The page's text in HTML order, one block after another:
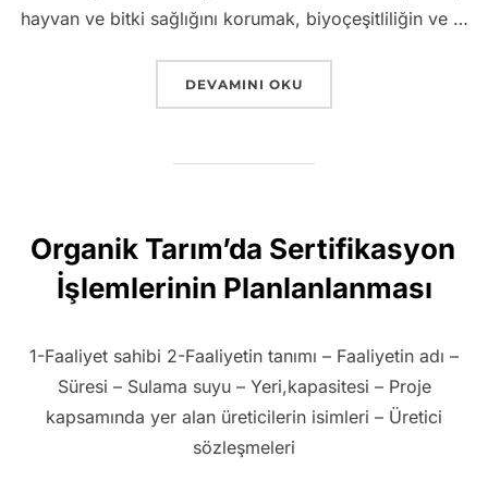
hayvan ve bitki sağlığını korumak, biyoçeşitliliğin ve …
“ORGANIK TARIMIN AMACI NEDIR ?”
DEVAMINI OKU
Organik Tarım’da Sertifikasyon
İşlemlerinin Planlanlanması
1-Faaliyet sahibi 2-Faaliyetin tanımı – Faaliyetin adı –
Süresi – Sulama suyu – Yeri,kapasitesi – Proje
kapsamında yer alan üreticilerin isimleri – Üretici
sözleşmeleri